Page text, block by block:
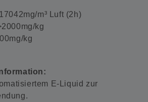
m³ Luft (2h)
kg
kg
E-Liquid zur